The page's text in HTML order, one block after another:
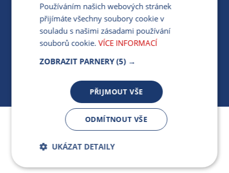
Jsme součástí skupiny ARMEX a členem Asociace
nezávislých dodavatelů energií.
MÁM DOTAZ KE STÁVAJÍCÍ SMLOUVĚ
412 154 154
PO-PÁ 7:30-17:00
Používáním našich webových stránek
přijímáte všechny soubory cookie v
souladu s našimi zásadami používání
souborů cookie. VÍCE INFORMACÍ
ZOBRAZIT PARNERY (5) →
PŘIJMOUT VŠE
ODMÍTNOUT VŠE
UKÁZAT DETAILY
Bezpodmínečně
Výkonnostní